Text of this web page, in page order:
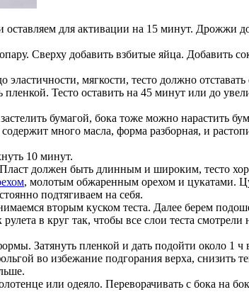
оставляем для активации на 15 минут. Дрожжи
Сверху добавить взбитые яйца. Добавить
мягкости, тесто должно
Тесто оставить на 45 минут или до
бумагой, бока тоже можно нарастить
много масла, форма разборная, и
10 минут.
должен быть длинным и широким, тесто
, молотым обжаренным орехом и цукатами.
подтягиваем на себя.
вторым куском теста. Далее берем
в круг так, чтобы все слои теста
Затянуть пленкой и дать подойти около 1
во избежание подгорания верха, снизить
или одеяло. Переворачивать с бока на